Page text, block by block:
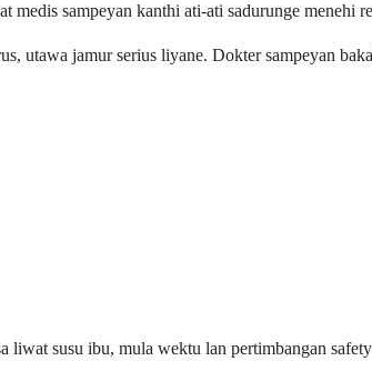
sampeyan kanthi ati-ati sadurunge menehi
utawa jamur serius liyane. Dokter sampeyan
liwat susu ibu, mula wektu lan pertimbangan